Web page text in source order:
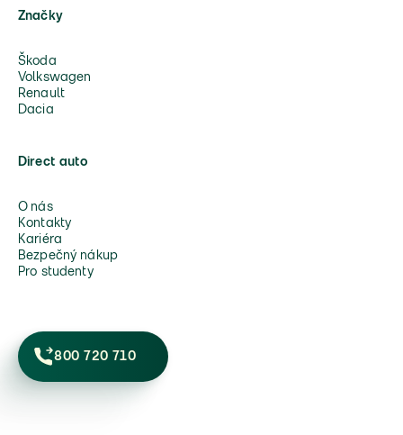
Značky
Škoda
Volkswagen
Renault
Dacia
Direct auto
O nás
Kontakty
Kariéra
Bezpečný nákup
Pro studenty
800 720 710